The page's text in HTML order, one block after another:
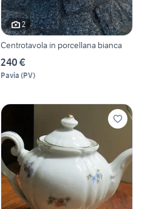
2
Centrotavola in porcellana bianca
240 €
Pavia (PV)